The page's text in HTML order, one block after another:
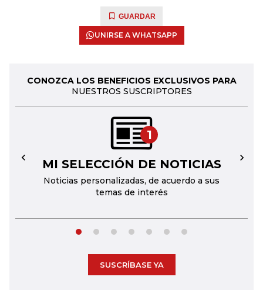
GUARDAR
UNIRSE A WHATSAPP
CONOZCA LOS BENEFICIOS EXCLUSIVOS PARA
NUESTROS SUSCRIPTORES
1
MI SELECCIÓN DE NOTICIAS
Noticias personalizadas, de acuerdo a sus
temas de interés
← →
SUSCRÍBASE YA